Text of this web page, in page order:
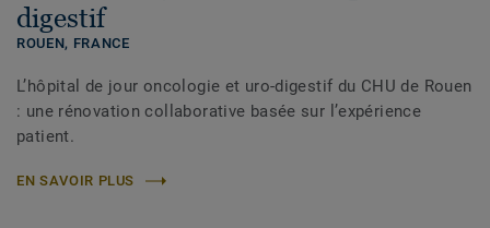
digestif
ROUEN, FRANCE
L’hôpital de jour oncologie et uro-digestif du CHU de Rouen
: une rénovation collaborative basée sur l’expérience
patient.
EN SAVOIR PLUS